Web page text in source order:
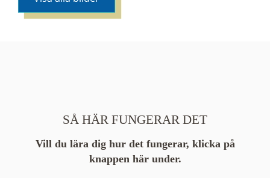
SÅ HÄR FUNGERAR DET
Vill du lära dig hur det fungerar, klicka på
knappen här under.